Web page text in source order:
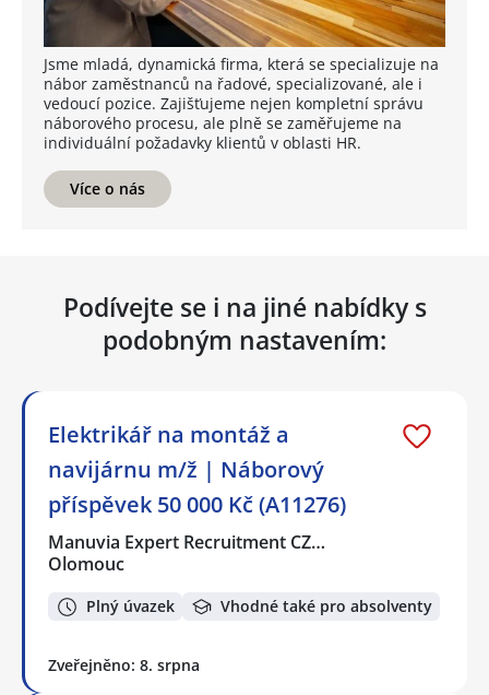
Jsme mladá, dynamická firma, která se specializuje na
nábor zaměstnanců na řadové, specializované, ale i
vedoucí pozice. Zajišťujeme nejen kompletní správu
náborového procesu, ale plně se zaměřujeme na
individuální požadavky klientů v oblasti HR.
Více o nás
Podívejte se i na jiné nabídky s
podobným nastavením:
Elektrikář na montáž a
navijárnu m/ž | Náborový
příspěvek 50 000 Kč (A11276)
Manuvia Expert Recruitment CZ…
Olomouc
Plný úvazek Vhodné také pro absolventy
Zveřejněno: 8. srpna